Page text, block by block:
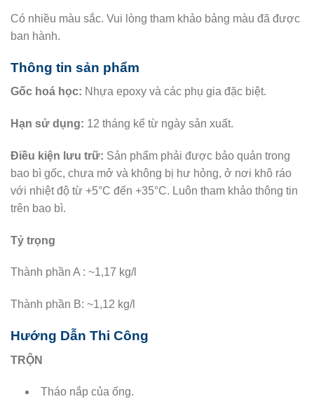
Có nhiều màu sắc. Vui lòng tham khảo bảng màu đã được
ban hành.
Thông tin sản phẩm
Gốc hoá học: Nhựa epoxy và các phụ gia đặc biệt.
Hạn sử dụng: 12 tháng kể từ ngày sản xuất.
Điều kiện lưu trữ: Sản phẩm phải được bảo quản trong
bao bì gốc, chưa mở và không bị hư hỏng, ở nơi khô ráo
với nhiệt độ từ +5°C đến +35°C. Luôn tham khảo thông tin
trên bao bì.
Tỷ trọng
Thành phần A : ~1,17 kg/l
Thành phần B: ~1,12 kg/l
Hướng Dẫn Thi Công
TRỘN
Tháo nắp của ống.